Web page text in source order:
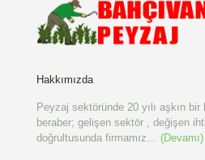
Hakkımızda
Peyzaj sektöründe 20 yılı aşkın
beraber; gelişen sektör , değişen
doğrultusunda firmamız… (Devamı)